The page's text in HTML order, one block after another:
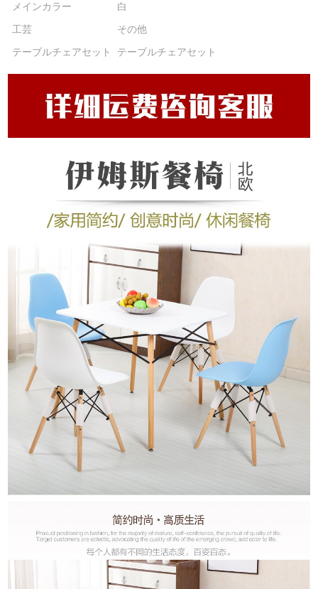
メインカラー
白
工芸
その他
テーブルチェアセット
テーブルチェアセット